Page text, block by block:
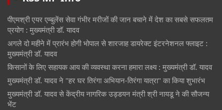
पीएमश्री एयर एम्बुलेंस सेवा गंभीर मरीजों की जान बचाने में देश का सबसे सफलतम
प्रयोग : मुख्यमंत्री डॉ. यादव
अगले दो महीने में प्रारंभ होगी भोपाल से शारजाह डायरेक्ट इंटरनेशनल फ्लाइट :
मुख्यमंत्री डॉ. यादव
किसानों के लिए सहायक आय की व्यवस्था करना हमारा लक्ष्य : मुख्यमंत्री डॉ. यादव
मुख्यमंत्री डॉ. यादव ने "हर घर तिरंगा अभियान-तिरंगा यात्रा" का किया शुभारंभ
मुख्यमंत्री डॉ. यादव से केंद्रीय नागरिक उड्डयन मंत्री श्री नायडू ने की सौजन्य
भेंट